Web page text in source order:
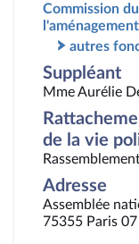
Commission
autres
Suppléant
Mme Aurélie
de la vie
Adresse
Assemblée
75355 Paris 07